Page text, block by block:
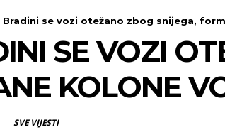
Bradini se vozi otežano zbog snijega,
SE VOZI
KOLONE
SVE VIJESTI